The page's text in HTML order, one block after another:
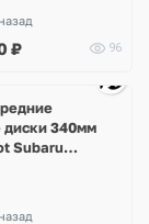
₽ 96
340мм
Subaru
STI Spec-C